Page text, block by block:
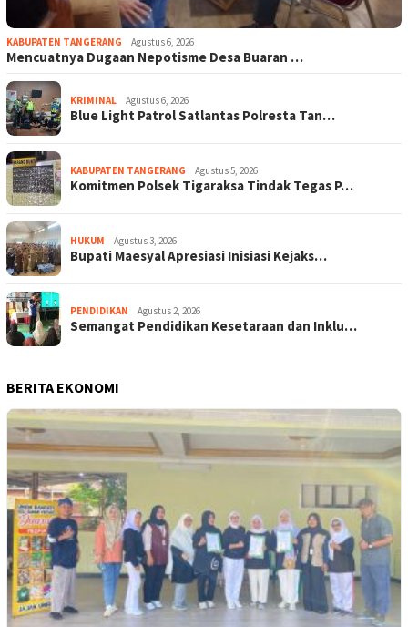
KABUPATEN TANGERANG Agustus 6, 2026
Mencuatnya Dugaan Nepotisme Desa Buaran …
KRIMINAL Agustus 6, 2026
Blue Light Patrol Satlantas Polresta Tan…
KABUPATEN TANGERANG Agustus 5, 2026
Komitmen Polsek Tigaraksa Tindak Tegas P…
HUKUM Agustus 3, 2026
Bupati Maesyal Apresiasi Inisiasi Kejaks…
PENDIDIKAN Agustus 2, 2026
Semangat Pendidikan Kesetaraan dan Inklu…
BERITA EKONOMI